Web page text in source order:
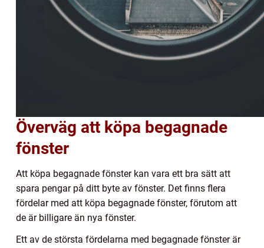
Överväg att köpa begagnade
fönster
Att köpa begagnade fönster kan vara ett bra sätt att
spara pengar på ditt byte av fönster. Det finns flera
fördelar med att köpa begagnade fönster, förutom att
de är billigare än nya fönster.
Ett av de största fördelarna med begagnade fönster är